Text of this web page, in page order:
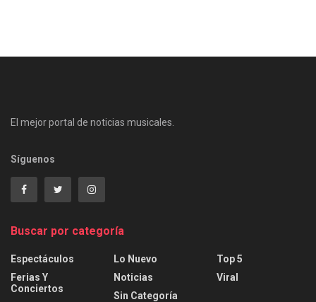
El mejor portal de noticias musicales.
Síguenos
Buscar por categoría
Espectáculos
Ferias Y
Conciertos
Lo Nuevo
Noticias
Sin Categoría
Top 5
Viral